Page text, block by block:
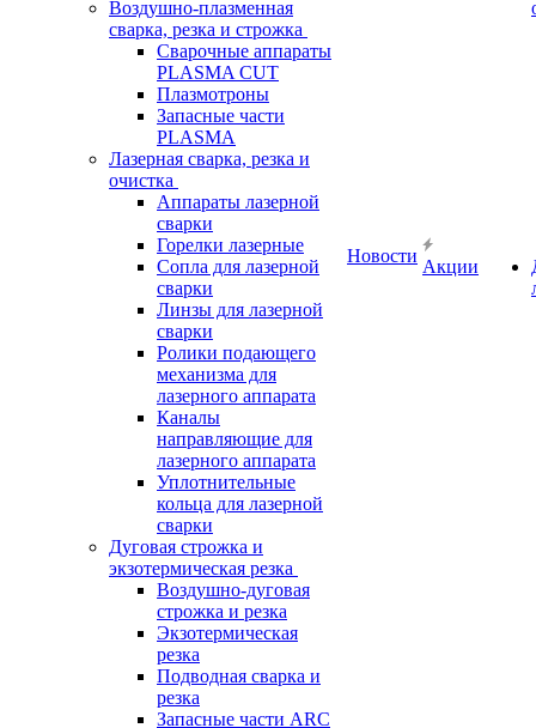
Воздушно-плазменная
сварка, резка и строжка
Сварочные аппараты
PLASMA CUT
Плазмотроны
Запасные части
PLASMA
Лазерная сварка, резка и
очистка
Аппараты лазерной
сварки
Горелки лазерные
Сопла для лазерной
сварки
Линзы для лазерной
сварки
Ролики подающего
механизма для
лазерного аппарата
Каналы
направляющие для
лазерного аппарата
Уплотнительные
кольца для лазерной
сварки
Дуговая строжка и
экзотермическая резка
Воздушно-дуговая
строжка и резка
Экзотермическая
резка
Подводная сварка и
резка
Запасные части ARC
Новости
Акции